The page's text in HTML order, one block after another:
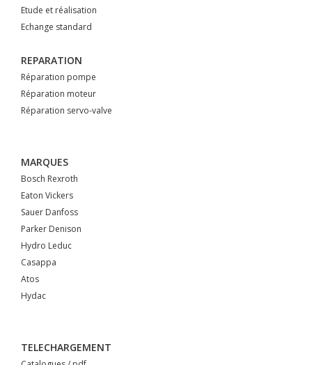
Etude et réalisation
Echange standard
REPARATION
Réparation pompe
Réparation moteur
Réparation servo-valve
MARQUES
Bosch Rexroth
Eaton Vickers
Sauer Danfoss
Parker Denison
Hydro Leduc
Casappa
Atos
Hydac
TELECHARGEMENT